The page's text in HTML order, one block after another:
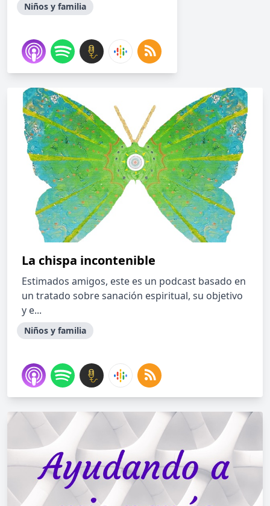
Niños y familia
La chispa incontenible
Estimados amigos, este es un podcast basado en
un tratado sobre sanación espiritual, su objetivo
y e...
Niños y familia